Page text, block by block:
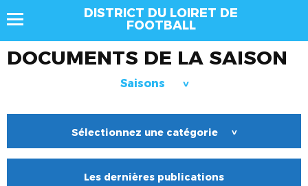
DISTRICT DU LOIRET DE
FOOTBALL
DOCUMENTS DE LA SAISON
Saisons >
Sélectionnez une catégorie >
Les dernières publications